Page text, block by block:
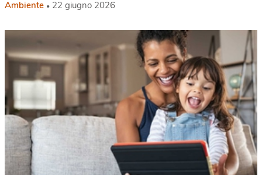
Ambiente 22 giugno 2026